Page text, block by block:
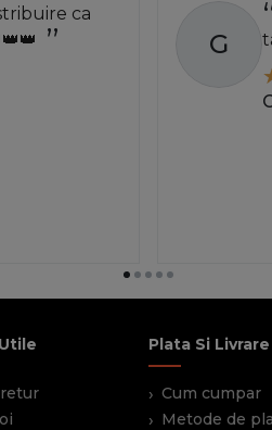
ca
G
Plata Si Livrare
Cum cumpar
Metode de